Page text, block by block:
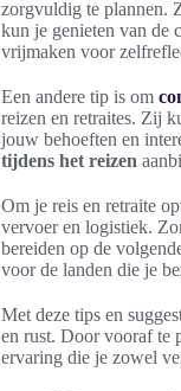
zorgvuldig te plannen.
kun je genieten van de
vrijmaken voor
Een andere tip is om
reizen en retraites. Zij
jouw behoeften en
tijdens het reizen
Om je reis en retraite
vervoer en logistiek.
bereiden op de
voor de landen die je
Met deze tips en
en rust. Door vooraf te
ervaring die je zowel